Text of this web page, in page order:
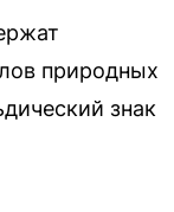
природных
знак